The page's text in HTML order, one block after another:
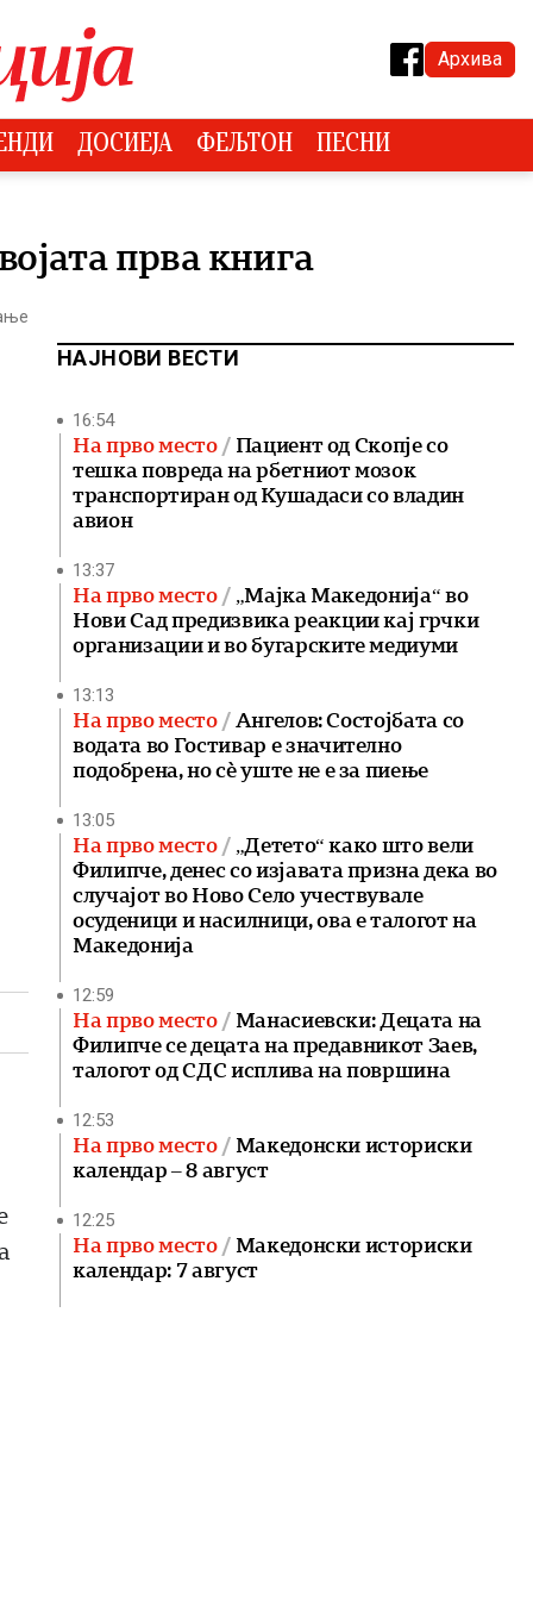
Архива
ДОСИЕЈА ФЕЉТОН ПЕСНИ
прва книга
НАЈНОВИ ВЕСТИ
16:54
На прво место
Пациент од Скопје со
тешка повреда на рбетниот мозок
транспортиран од Кушадаси со владин
авион
13:37
На прво место
„Мајка Македонија“ во
Нови Сад предизвика реакции кај грчки
организации и во бугарските медиуми
13:13
На прво место
Ангелов: Состојбата со
водата во Гостивар е значително
подобрена, но сè уште не е за пиење
13:05
На прво место
„Детето“ како што вели
Филипче, денес со изјавата призна дека во
случајот во Ново Село учествувале
осуденици и насилници, ова е талогот на
Македонија
12:59
На прво место
Манасиевски: Децата на
Филипче се децата на предавникот Заев,
талогот од СДС исплива на површина
12:53
На прво место
Македонски историски
календар – 8 август
12:25
На прво место
Македонски историски
календар: 7 август